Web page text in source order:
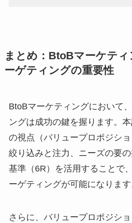
まとめ：BtoBマーケテ
ーゲティングの重要性
BtoBマーケティングにおいて
ングは成功の鍵を握ります。
の視点（バリュープロポジショ
絞り込みと注力、ニーズの要
基準（6R）を活用することで
ーゲティングが可能になります
さらに、バリュープロポジシ